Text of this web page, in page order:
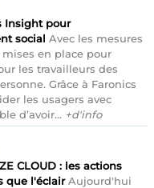
Insight pour
social Avec les mesures
en place pour
les travailleurs des
Grâce à Faronics
les usagers avec
d’avoir... +d'info
CLOUD : les actions
que l'éclairAujourd'hui